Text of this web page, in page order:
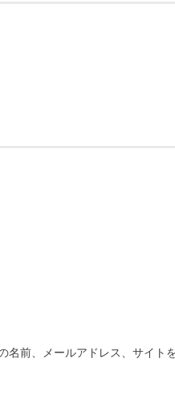
前、メールアドレス、サイトを